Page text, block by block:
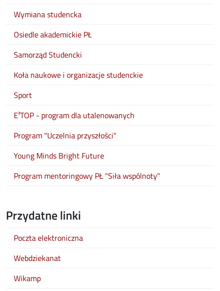
Wymiana studencka
Osiedle akademickie PŁ
Samorząd Studencki
Koła naukowe i organizacje studenckie
Sport
E²TOP - program dla utalenowanych
Program "Uczelnia przyszłości"
Young Minds Bright Future
Program mentoringowy PŁ "Siła wspólnoty"
Przydatne linki
Poczta elektroniczna
Webdziekanat
Wikamp